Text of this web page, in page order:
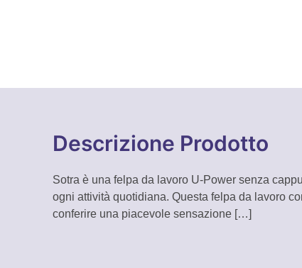
Descrizione Prodotto
Sotra è una felpa da lavoro U-Power senza
ogni attività quotidiana. Questa felpa da lavoro
conferire una piacevole sensazione […]